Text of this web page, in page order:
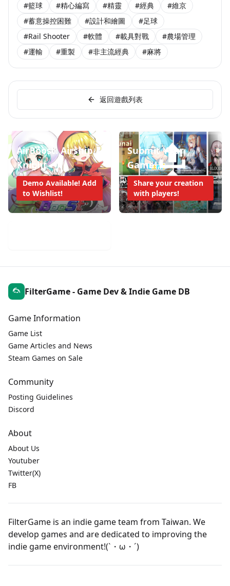
#籃球
#精心編寫 #精靈 #經典
#維京
#蓄意操控困難
#設計和繪圖
#足球
#Rail Shooter
#軟體 #載具對戰
#農場管理
#運輸
#重製 #非主流經典 #麻將
返回遊戲列表
AirBoost: Airship
Knight
Demo Available! Add
to Wishlist!
Submit Your
Game!
Share your creation
with players!
FilterGame - Game Dev & Indie Game DB
Game Information
Game List
Game Articles and News
Steam Games on Sale
Community
Posting Guidelines
Discord
About
About Us
Youtuber
Twitter(X)
FB
FilterGame is an indie game team from Taiwan. We
develop games and are dedicated to improving the
indie game environment!(`・ω・´)